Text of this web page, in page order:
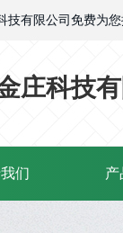
技有限公司免费为
庄科技
们 产